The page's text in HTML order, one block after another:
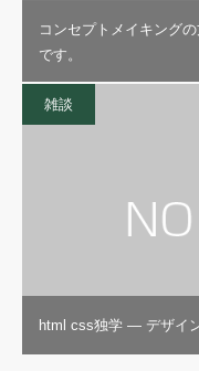
コンセプトメイキング
です。
雑談
html css独学 — デザイ